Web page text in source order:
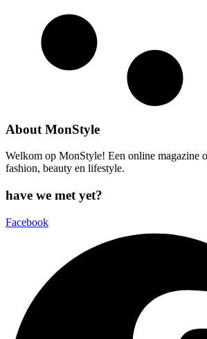
About MonStyle
Welkom op MonStyle! Een online magazine
fashion, beauty en lifestyle.
have we met yet?
Facebook